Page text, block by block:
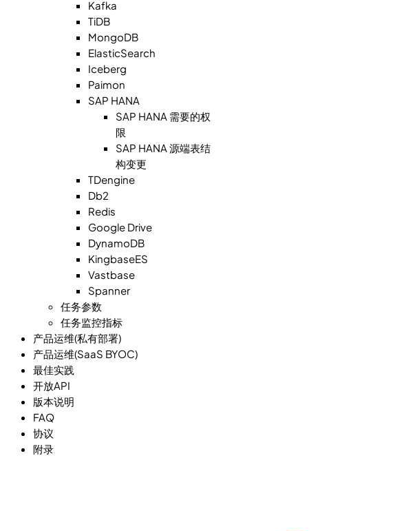
Kafka
TiDB
MongoDB
ElasticSearch
Iceberg
Paimon
SAP HANA
SAP HANA 需要的权
限
SAP HANA 源端表结
构变更
TDengine
Db2
Redis
Google Drive
DynamoDB
KingbaseES
Vastbase
Spanner
任务参数
任务监控指标
产品运维(私有部署)
产品运维(SaaS BYOC)
最佳实践
开放API
版本说明
FAQ
协议
附录